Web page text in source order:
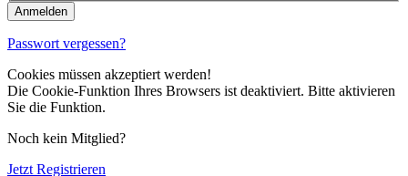
Passwort vergessen?
Cookies müssen akzeptiert werden!
Die Cookie-Funktion Ihres Browsers ist deaktiviert. Bitte aktivieren
Sie die Funktion.
Noch kein Mitglied?
Jetzt Registrieren